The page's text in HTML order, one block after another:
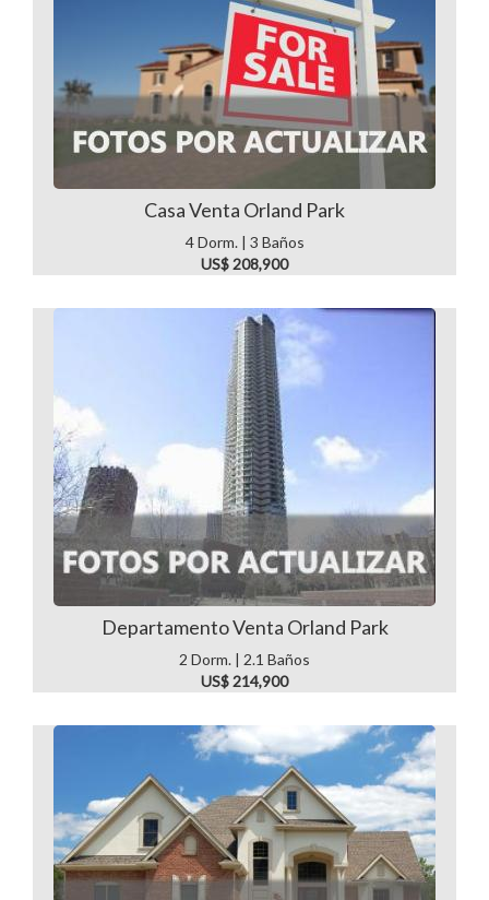
Casa Venta Orland Park
4 Dorm. | 3 Baños
US$ 208,900
Departamento Venta Orland Park
2 Dorm. | 2.1 Baños
US$ 214,900